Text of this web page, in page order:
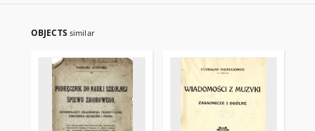
OBJECTS similar